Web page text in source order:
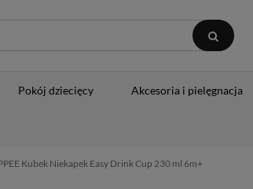
Pokój dziecięcy Akcesoria i pielęgnacja
Kubek Niekapek Easy Drink Cup 230 ml 6m+